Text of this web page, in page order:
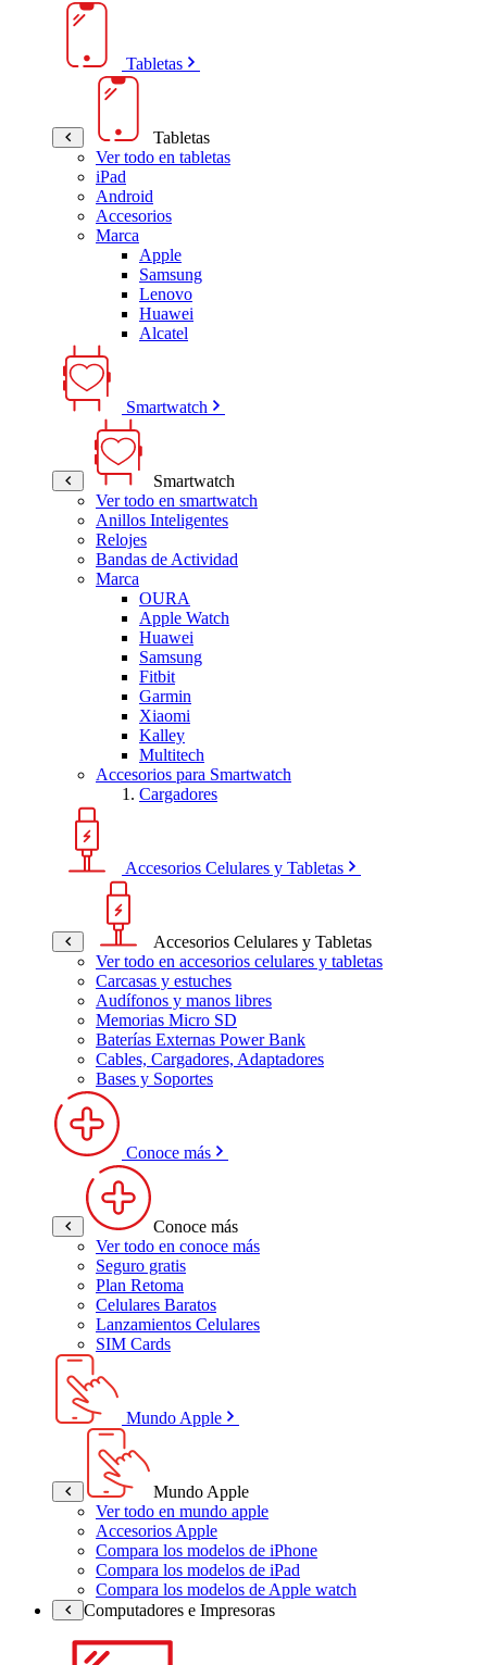
Tabletas
Tabletas
Ver todo en tabletas
iPad
Android
Accesorios
Marca
Apple
Samsung
Lenovo
Huawei
Alcatel
Smartwatch
Smartwatch
Ver todo en smartwatch
Anillos Inteligentes
Relojes
Bandas de Actividad
Marca
OURA
Apple Watch
Huawei
Samsung
Fitbit
Garmin
Xiaomi
Kalley
Multitech
Accesorios para Smartwatch
Cargadores
Accesorios Celulares y Tabletas
Accesorios Celulares y Tabletas
Ver todo en accesorios celulares y tabletas
Carcasas y estuches
Audífonos y manos libres
Memorias Micro SD
Baterías Externas Power Bank
Cables, Cargadores, Adaptadores
Bases y Soportes
Conoce más
Conoce más
Ver todo en conoce más
Seguro gratis
Plan Retoma
Celulares Baratos
Lanzamientos Celulares
SIM Cards
Mundo Apple
Mundo Apple
Ver todo en mundo apple
Accesorios Apple
Compara los modelos de iPhone
Compara los modelos de iPad
Compara los modelos de Apple watch
Computadores e Impresoras